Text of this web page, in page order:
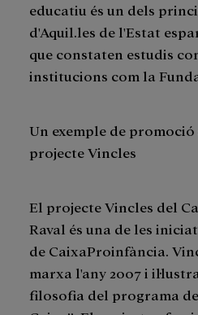
educatiu és un dels
d'Aquil.les de l'Estat
que constaten estudis
institucions com la
Un exemple de
projecte Vincles
El projecte Vincles del
Raval és una de les
de CaixaProinfància.
marxa l'any 2007 i
filosofia del programa